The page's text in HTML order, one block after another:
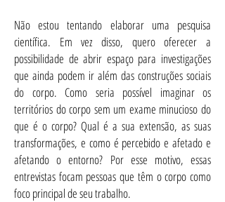
Não estou tentando elaborar uma pesquisa
científica. Em vez disso, quero oferecer a
possibilidade de abrir espaço para investigações
que ainda podem ir além das construções sociais
do corpo. Como seria possível imaginar os
territórios do corpo sem um exame minucioso do
que é o corpo? Qual é a sua extensão, as suas
transformações, e como é percebido e afetado e
afetando o entorno? Por esse motivo, essas
entrevistas focam pessoas que têm o corpo como
foco principal de seu trabalho.